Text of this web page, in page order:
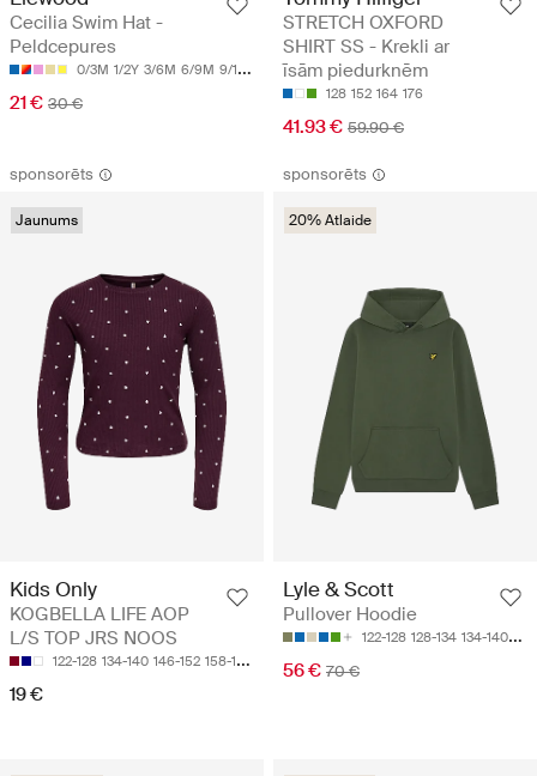
Cecilia Swim Hat -
Peldcepures
0/3M 1/2Y 3/6M 6/9M 9/12M
21 € 30 €
STRETCH OXFORD
SHIRT SS - Krekli ar
īsām piedurknēm
128 152 164 176
41.93 € 59.90 €
sponsorēts
Jaunums
Kids Only
KOGBELLA LIFE AOP
L/S TOP JRS NOOS
122-128 134-140 146-152 158-164
19 €
sponsorēts
20% Atlaide
Lyle & Scott
Pullover Hoodie
122-128 128-134 134-140
56 € 70 €